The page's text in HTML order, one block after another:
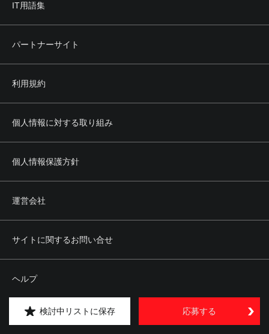
検討中リストに保存 応募する
IT用語集
パートナーサイト
利用規約
個人情報に対する取り組み
個人情報保護方針
運営会社
サイトに関するお問い合せ
ヘルプ
サイトマップ